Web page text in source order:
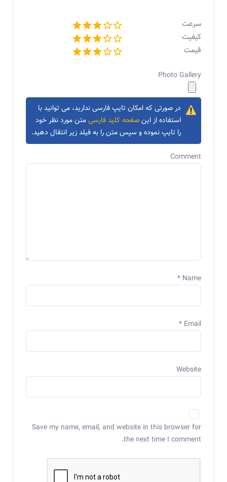
سرعت
کیفیت
قیمت
Photo Gallery
در صورتی که امکان تایپ فارسی ندارید، می توانید با
استفاده از اینصفحه کلید فارسیمتن مورد نظر خود
را تایپ نموده و سپس متن را به فیلد زیر انتقال دهید.
Comment
Name
*
Email
*
Website
Save my name, email, and website in this browser for
the next time I comment.